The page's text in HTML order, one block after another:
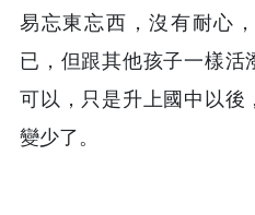
易忘東忘西，沒有耐心
已，但跟其他孩子一樣活
可以，只是升上國中以後
變少了。